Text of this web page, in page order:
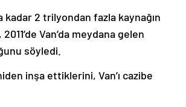
kadar 2 trilyondan fazla kaynağın
Van’da meydana gelen
söyledi.
inşa ettiklerini, Van’ı cazibe